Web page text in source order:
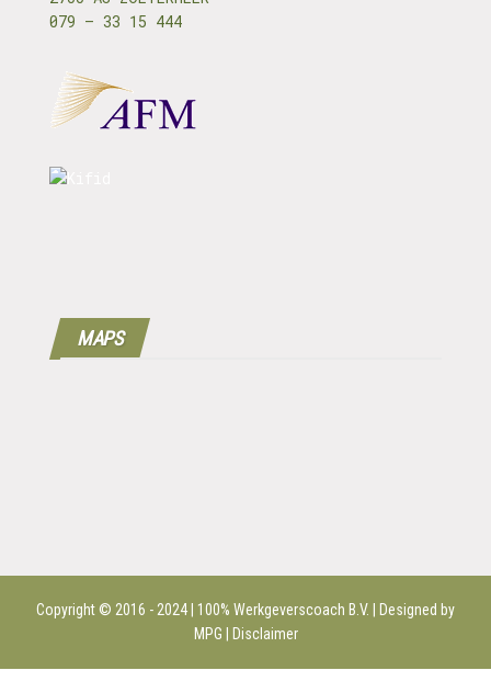
079 – 33 15 444
MAPS
Copyright © 2016 - 2024 | 100% Werkgeverscoach B.V. | Designed by
MPG |
Disclaimer